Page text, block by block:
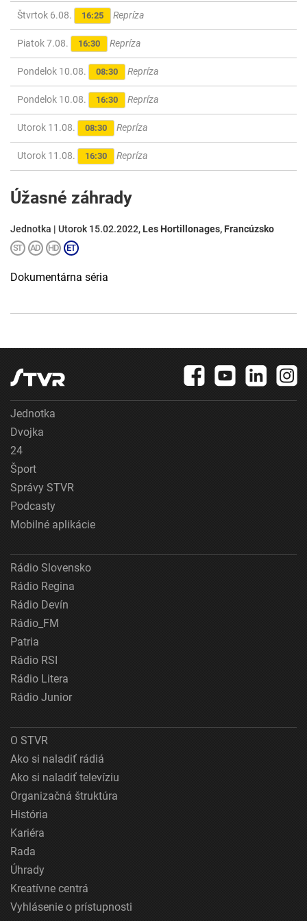
Štvrtok 6.08. 16:25 Repríza
Piatok 7.08. 16:30 Repríza
Pondelok 10.08. 08:30 Repríza
Pondelok 10.08. 16:30 Repríza
Utorok 11.08. 08:30 Repríza
Utorok 11.08. 16:30 Repríza
Úžasné záhrady
Jednotka | Utorok 15.02.2022, Les Hortillonages, Francúzsko
Dokumentárna séria
Jednotka
Dvojka
24
Šport
Správy STVR
Podcasty
Mobilné aplikácie
Rádio Slovensko
Rádio Regina
Rádio Devín
Rádio_FM
Patria
Rádio RSI
Rádio Litera
Rádio Junior
O STVR
Ako si naladiť rádiá
Ako si naladiť televíziu
Organizačná štruktúra
História
Kariéra
Rada
Úhrady
Kreatívne centrá
Vyhlásenie o prístupnosti